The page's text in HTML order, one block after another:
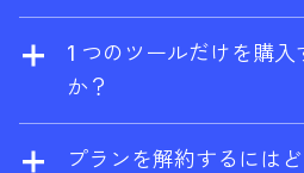
アカウント設定からい
ド、ダウングレードが
ードは直ちに有効とな
となります。
1 つのツールだけを購
か？
はい、ブランドレーダ
ールとしてご利用いた
プランを解約するには